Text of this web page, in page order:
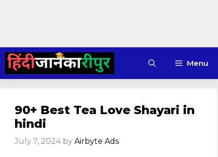
Skip
content
Menu
90+ Best Tea Love Shayari in
hindi
July 7, 2024 by Airbyte Ads